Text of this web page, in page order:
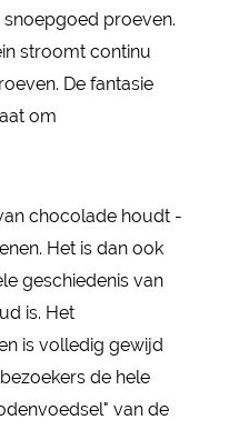
proeven.
stroomt continu
De fantasie
om
chocolade houdt -
Het is dan ook
geschiedenis van
is. Het
is volledig gewijd
de hele
van de